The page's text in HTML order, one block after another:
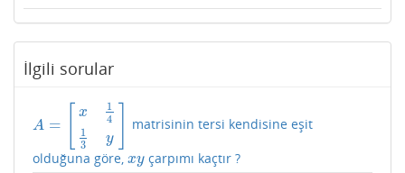
İlgili sorular
A =
x
1
3
1
4
y
A= [x1 3
matrisinin tersi kendisine eşit
olduğuna göre, xy
xy çarpımı kaçtır ?